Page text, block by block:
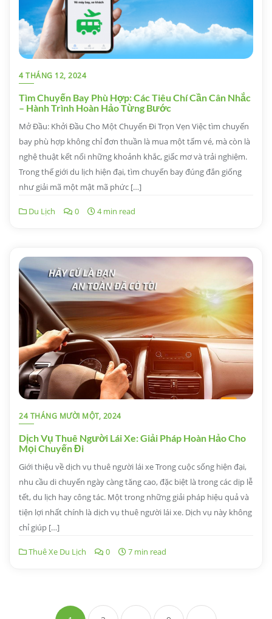
4 THÁNG 12, 2024
Tìm Chuyến Bay Phù Hợp: Các Tiêu Chí Cần Cân Nhắc
– Hành Trình Hoàn Hảo Từng Bước
Mở Đầu: Khởi Đầu Cho Một Chuyến Đi Trọn Vẹn Việc tìm chuyến
bay phù hợp không chỉ đơn thuần là mua một tấm vé, mà còn là
nghệ thuật kết nối những khoảnh khắc, giấc mơ và trải nghiệm.
Trong thế giới du lịch hiện đại, tìm chuyến bay đúng đắn giống
như giải mã một mật mã phức […]
Du Lịch 0 4 min read
24 THÁNG MƯỜI MỘT, 2024
Dịch Vụ Thuê Người Lái Xe: Giải Pháp Hoàn Hảo Cho
Mọi Chuyến Đi
Giới thiệu về dịch vụ thuê người lái xe Trong cuộc sống hiện đại,
nhu cầu di chuyển ngày càng tăng cao, đặc biệt là trong các dịp lễ
tết, du lịch hay công tác. Một trong những giải pháp hiệu quả và
tiện lợi nhất chính là dịch vụ thuê người lái xe. Dịch vụ này không
chỉ giúp […]
Thuê Xe Du Lịch 0 7 min read